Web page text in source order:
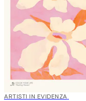
40%*
ARTISTI IN EVIDENZA